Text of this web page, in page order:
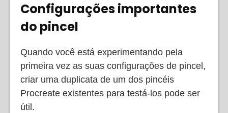
Configurações importantes
do pincel
Quando você está experimentando pela
primeira vez as suas configurações de pincel,
criar uma duplicata de um dos pincéis
Procreate existentes para testá-los pode ser
útil.